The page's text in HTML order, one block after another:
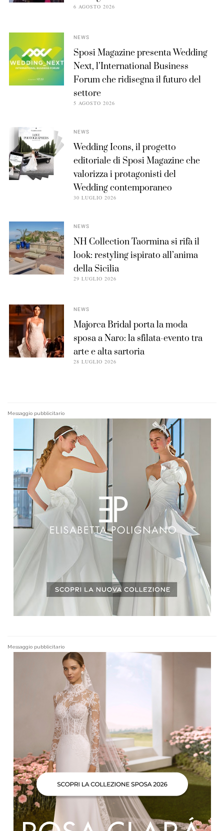
6 AGOSTO 2026
NEWS
Sposi Magazine presenta Wedding
Next, l’International Business
Forum che ridisegna il futuro del
settore
5 AGOSTO 2026
NEWS
Wedding Icons, il progetto
editoriale di Sposi Magazine che
valorizza i protagonisti del
Wedding contemporaneo
30 LUGLIO 2026
NEWS
NH Collection Taormina si rifà il
look: restyling ispirato all’anima
della Sicilia
29 LUGLIO 2026
NEWS
Majorca Bridal porta la moda
sposa a Naro: la sfilata-evento tra
arte e alta sartoria
28 LUGLIO 2026
Messaggio pubblicitario
Messaggio pubblicitario